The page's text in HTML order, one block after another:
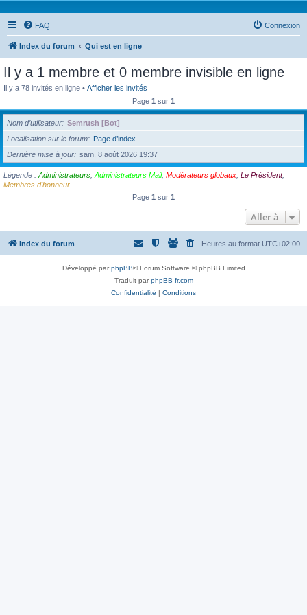
FAQ Connexion
Index du forum Qui est en ligne
Il y a 1 membre et 0 membre invisible en ligne
Il y a 78 invités en ligne • Afficher les invités
Page 1 sur 1
Nom d’utilisateur
Semrush [Bot]
Localisation sur le forum
Page d’index
Dernière mise à jour
sam. 8 août 2026 19:37
Légende : Administrateurs Administrateurs Mail, Modérateurs globaux Le Président,
Membres d'honneur
Page 1 sur 1
Aller à
Index du forum Heures au format UTC+02:00
Développé parphpBB® Forum Software © phpBB Limited
Traduit parphpBB-fr.com
Confidentialité | Conditions